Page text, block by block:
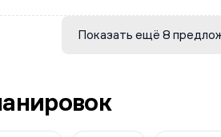
Показать ещё 8